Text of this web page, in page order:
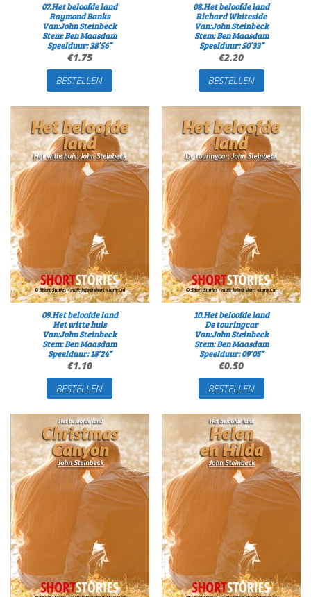
07.Het beloofde land
Raymond Banks
Van:John Steinbeck
Stem: Ben Maasdam
Speelduur: 38’56”
€1.75
BESTELLEN
08.Het beloofde land
Richard Whiteside
Van:John Steinbeck
Stem: Ben Maasdam
Speelduur: 50’33”
€2.20
BESTELLEN
09.Het beloofde land
Het witte huis
Van:John Steinbeck
Stem: Ben Maasdam
Speelduur: 18’24”
€1.10
BESTELLEN
10.Het beloofde land
De touringcar
Van:John Steinbeck
Stem: Ben Maasdam
Speelduur: 09’05”
€0.50
BESTELLEN